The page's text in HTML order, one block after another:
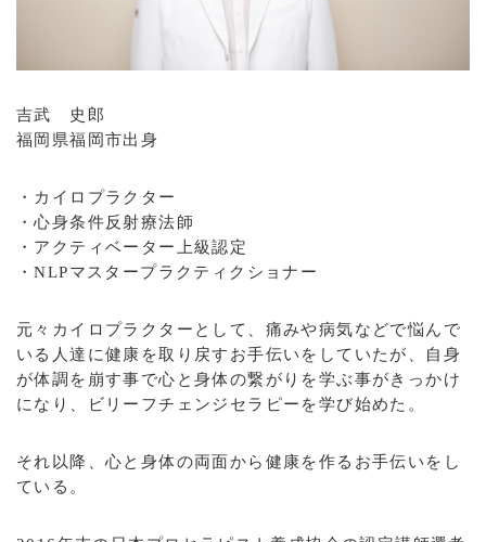
吉武 史郎
福岡県福岡市出身
・カイロプラクター
・心身条件反射療法師
・アクティベーター上級認定
・NLPマスタープラクティクショナー
元々カイロプラクターとして、痛みや病気などで悩んで
いる人達に健康を取り戻すお手伝いをしていたが、自身
が体調を崩す事で心と身体の繋がりを学ぶ事がきっかけ
になり、ビリーフチェンジセラピーを学び始めた。
それ以降、心と身体の両面から健康を作るお手伝いをし
ている。